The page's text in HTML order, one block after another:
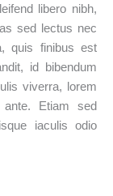
libero nibh,
sed lectus nec
quis finibus est
id bibendum
viverra, lorem
Etiam sed
iaculis odio